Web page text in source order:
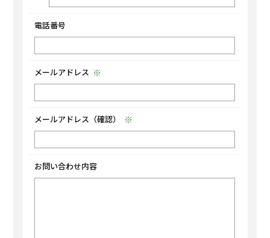
電話番号
メールアドレス
メールアドレス（確認）
お問い合わせ内容